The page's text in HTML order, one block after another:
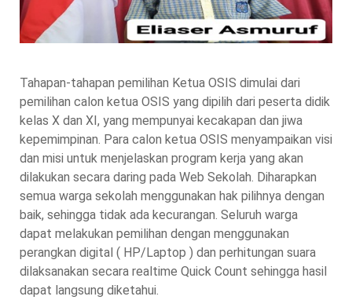
Tahapan-tahapan pemilihan Ketua OSIS dimulai dari
pemilihan calon ketua OSIS yang dipilih dari peserta didik
kelas X dan XI, yang mempunyai kecakapan dan jiwa
kepemimpinan. Para calon ketua OSIS menyampaikan visi
dan misi untuk menjelaskan program kerja yang akan
dilakukan secara daring pada Web Sekolah. Diharapkan
semua warga sekolah menggunakan hak pilihnya dengan
baik, sehingga tidak ada kecurangan. Seluruh warga
dapat melakukan pemilihan dengan menggunakan
perangkan digital ( HP/Laptop ) dan perhitungan suara
dilaksanakan secara realtime Quick Count sehingga hasil
dapat langsung diketahui.